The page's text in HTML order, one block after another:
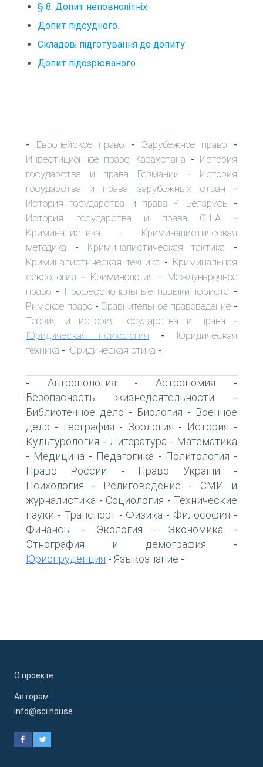
§ 8. Допит неповнолітніх
Допит підсудного.
Складові підготування до допиту
Допит підозрюваного
- Европейское право - Зарубежное право -
Инвестиционное право Казахстана - История
государства и права Германии - История
государства и права зарубежных стран -
История государства и права Р. Беларусь -
История государства и права США -
Криминалистика - Криминалистическая
методика - Криминалистическая тактика -
Криминалистическая техника - Криминальная
сексология - Криминология - Международное
право - Профессиональные навыки юриста -
Римское право- Сравнительное правоведение -
Теория и история государства и права -
Юридическая психология -
Юридическая
техника - Юридическая этика -
- Антропология -Астрономия -
Безопасность жизнедеятельности -
Библиотечное дело - Биология - Военное
дело - География - Зоология - История -
Культурология - Литература - Математика
- Медицина - Педагогика - Политология -
Право России - Право України -
Психология - Религоведение - СМИ и
журналистика - Социология - Технические
науки - Транспорт- Физика - Философия -
Финансы - Экология - Экономика -
Этнография и демография -
Юриспруденция - Языкознание -
О проекте
Авторам
info@sci.house